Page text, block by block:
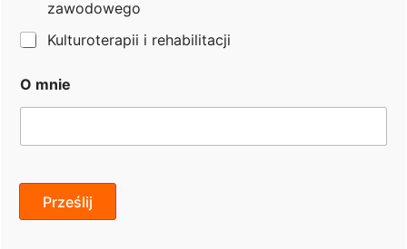
Email: praca@fundacjaheros.org
zawodowego
Kulturoterapii i rehabilitacji
O mnie
Prześlij